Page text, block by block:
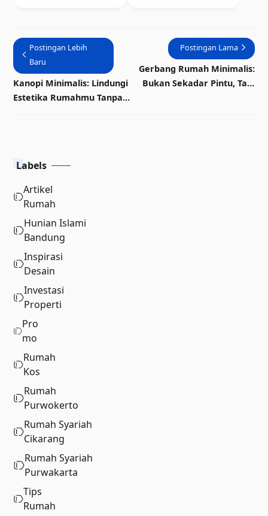
Penasaran!
Kekinian
Postingan Lebih
Baru
Kanopi Minimalis: Lindungi
Estetika Rumahmu Tanpa
Postingan Lama
Gerbang Rumah Minimalis:
Bukan Sekadar Pintu, Tapi
Labels
Artikel
Rumah
Hunian Islami
Bandung
Inspirasi
Desain
Investasi
Properti
Pro
mo
Rumah
Kos
Rumah
Purwokerto
Rumah Syariah
Cikarang
Rumah Syariah
Purwakarta
Tips
Rumah